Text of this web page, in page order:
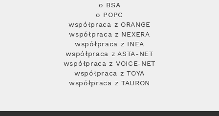
o BSA
o POPC
współpraca z ORANGE
współpraca z NEXERA
współpraca z INEA
współpraca z ASTA-NET
współpraca z VOICE-NET
współpraca z TOYA
współpraca z TAURON